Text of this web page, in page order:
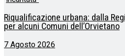
Riqualificazione urbana: dalla
per alcuni Comuni dell’Orvietano
7 Agosto 2026